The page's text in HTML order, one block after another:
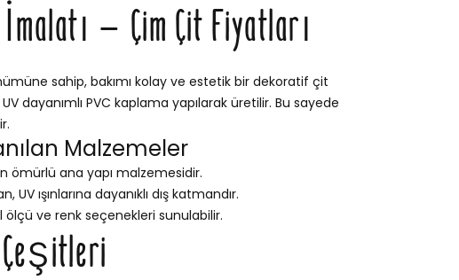
İmalatı – Çim Çit Fiyatları
sahip, bakımı kolay ve estetik bir dekoratif çit
dayanımlı PVC kaplama yapılarak üretilir. Bu sayede
Malzemeler
ömürlü ana yapı malzemesidir.
ışınlarına dayanıklı dış katmandır.
ve renk seçenekleri sunulabilir.
Çeşitleri